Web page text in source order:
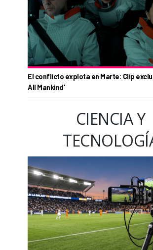
El conflicto explota en Marte: Clip
All Mankind'
CIENCIA Y